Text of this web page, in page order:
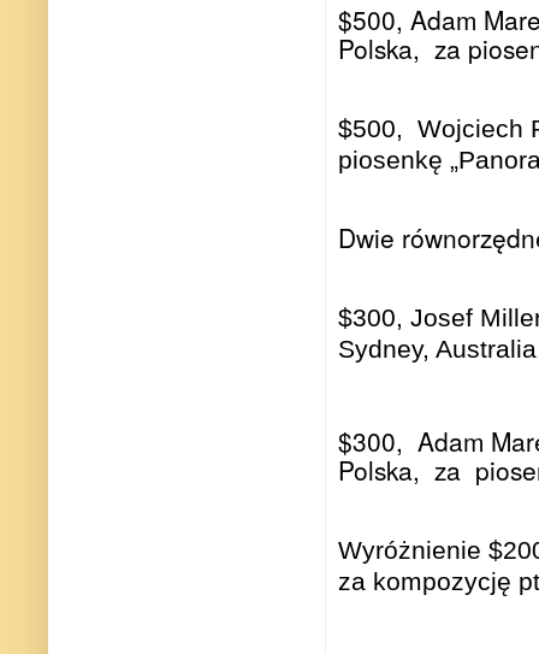
$500, Adam
Polska, za
$500,
Wojciech
piosenkę
Dwie
$300, Josef
Sydney,
$300, Adam
Polska, za
Wyróżnienie
za kompozycję pt